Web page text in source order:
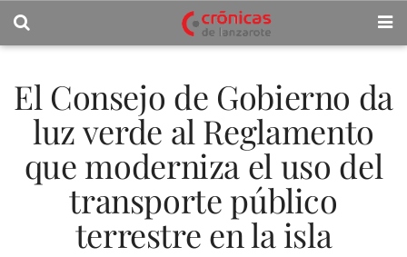
El Consejo de Gobierno da
luz verde al Reglamento
que moderniza el uso del
transporte público
terrestre en la isla